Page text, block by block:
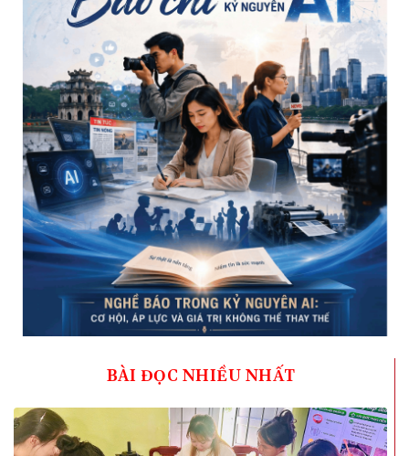
BÀI ĐỌC NHIỀU NHẤT